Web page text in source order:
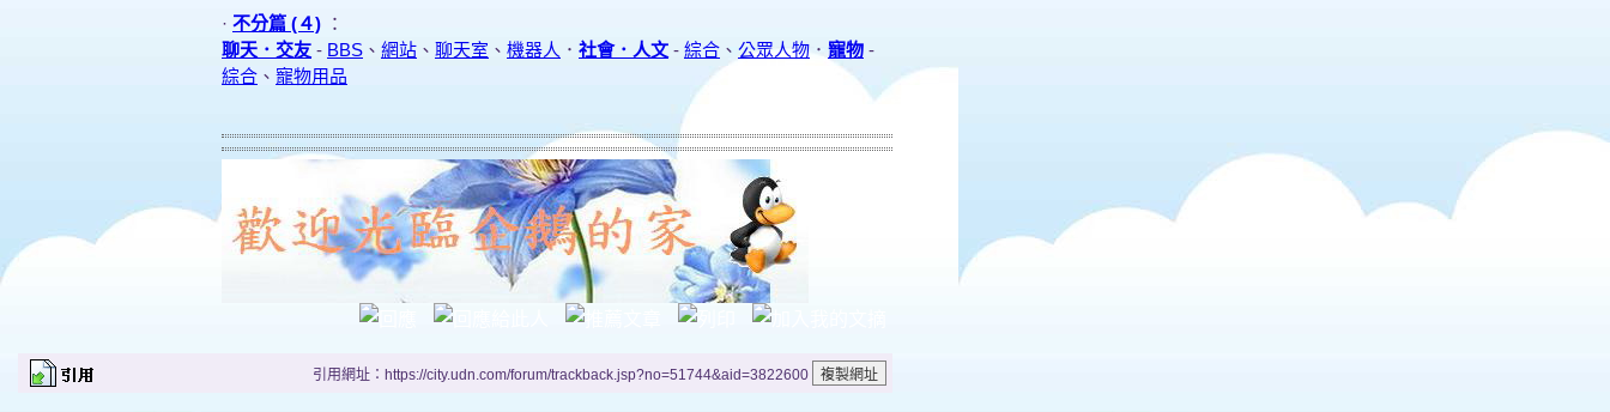
· 不分篇 (４) ：
聊天．交友 - BBS 、 網站 、 聊天室 、 機器人 ． 社會．人文 - 綜合 、 公眾人物 ． 寵物 -
綜合 、 寵物用品
引用網址：https://city.udn.com/forum/trackback.jsp?no=51744&aid=3822600